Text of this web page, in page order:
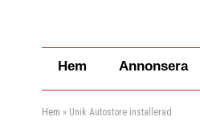
Hem Annonsera
Hem » Unik Autostore installerad